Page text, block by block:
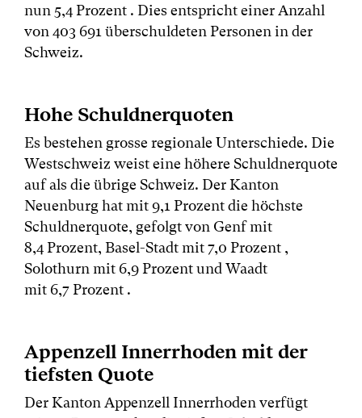
nun 5,4 Prozent . Dies entspricht einer Anzahl
von 403 691 überschuldeten Personen in der
Schweiz.
Hohe Schuldnerquoten
Es bestehen grosse regionale Unterschiede. Die
Westschweiz weist eine höhere Schuldnerquote
auf als die übrige Schweiz. Der Kanton
Neuenburg hat mit 9,1 Prozent die höchste
Schuldnerquote, gefolgt von Genf mit
8,4 Prozent, Basel-Stadt mit 7,0 Prozent ,
Solothurn mit 6,9 Prozent und Waadt
mit 6,7 Prozent .
Appenzell Innerrhoden mit der
tiefsten Quote
Der Kanton Appenzell Innerrhoden verfügt